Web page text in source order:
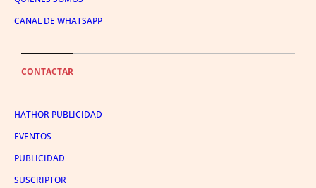
CANAL DE WHATSAPP
CONTACTAR
HATHOR PUBLICIDAD
EVENTOS
PUBLICIDAD
SUSCRIPTOR